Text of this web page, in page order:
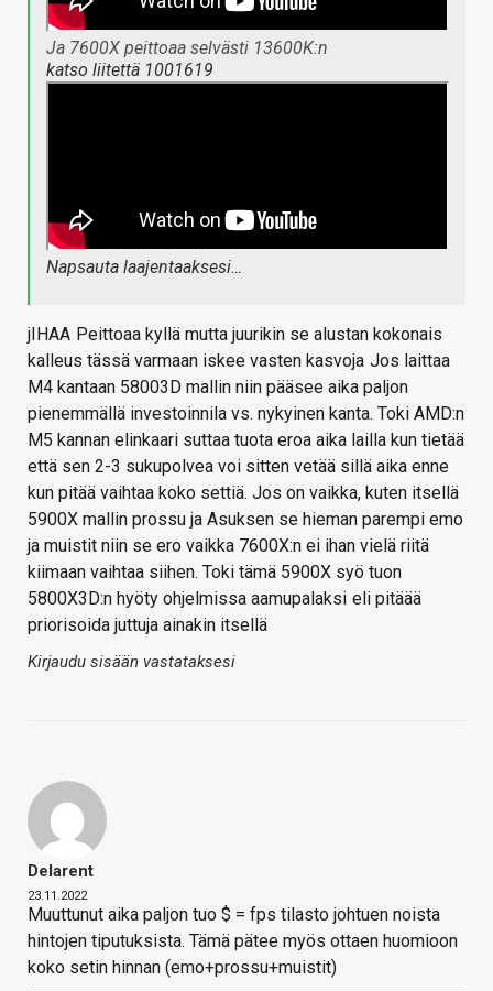
Ja 7600X peittoaa selvästi 13600K:n
katso liitettä 1001619
Napsauta laajentaaksesi…
jIHAA Peittoaa kyllä mutta juurikin se alustan kokonais
kalleus tässä varmaan iskee vasten kasvoja Jos laittaa
M4 kantaan 58003D mallin niin pääsee aika paljon
pienemmällä investoinnila vs. nykyinen kanta. Toki AMD:n
M5 kannan elinkaari suttaa tuota eroa aika lailla kun tietää
että sen 2-3 sukupolvea voi sitten vetää sillä aika enne
kun pitää vaihtaa koko settiä. Jos on vaikka, kuten itsellä
5900X mallin prossu ja Asuksen se hieman parempi emo
ja muistit niin se ero vaikka 7600X:n ei ihan vielä riitä
kiimaan vaihtaa siihen. Toki tämä 5900X syö tuon
5800X3D:n hyöty ohjelmissa aamupalaksi eli pitäää
priorisoida juttuja ainakin itsellä
Kirjaudu sisään vastataksesi
Delarent
23.11.2022
Muuttunut aika paljon tuo $ = fps tilasto johtuen noista
hintojen tiputuksista. Tämä pätee myös ottaen huomioon
koko setin hinnan (emo+prossu+muistit)